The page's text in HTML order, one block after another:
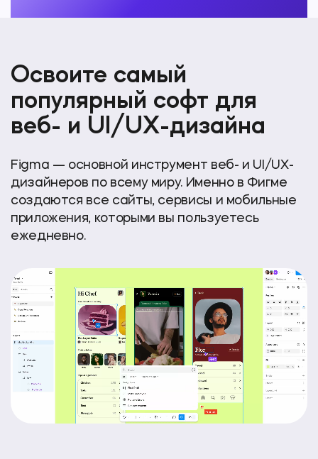
Освоите самый
популярный софт для
веб- и UI/UX-дизайна
Figma — основной инструмент веб- и UI/UX-
дизайнеров по всему миру. Именно в Фигме
создаются все сайты, сервисы и мобильные
приложения, которыми вы пользуетесь
ежедневно.